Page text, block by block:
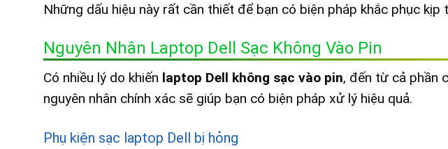
Những dấu hiệu này rất cần thiết để bạn có biện pháp khắc phục
Nguyên Nhân Laptop Dell Sạc Không Vào Pin
Có nhiều lý do khiến laptop Dell không sạc vào pin, đến từ cả phần
nguyên nhân chính xác sẽ giúp bạn có biện pháp xử lý hiệu quả.
Phụ kiện sạc laptop Dell bị hỏng